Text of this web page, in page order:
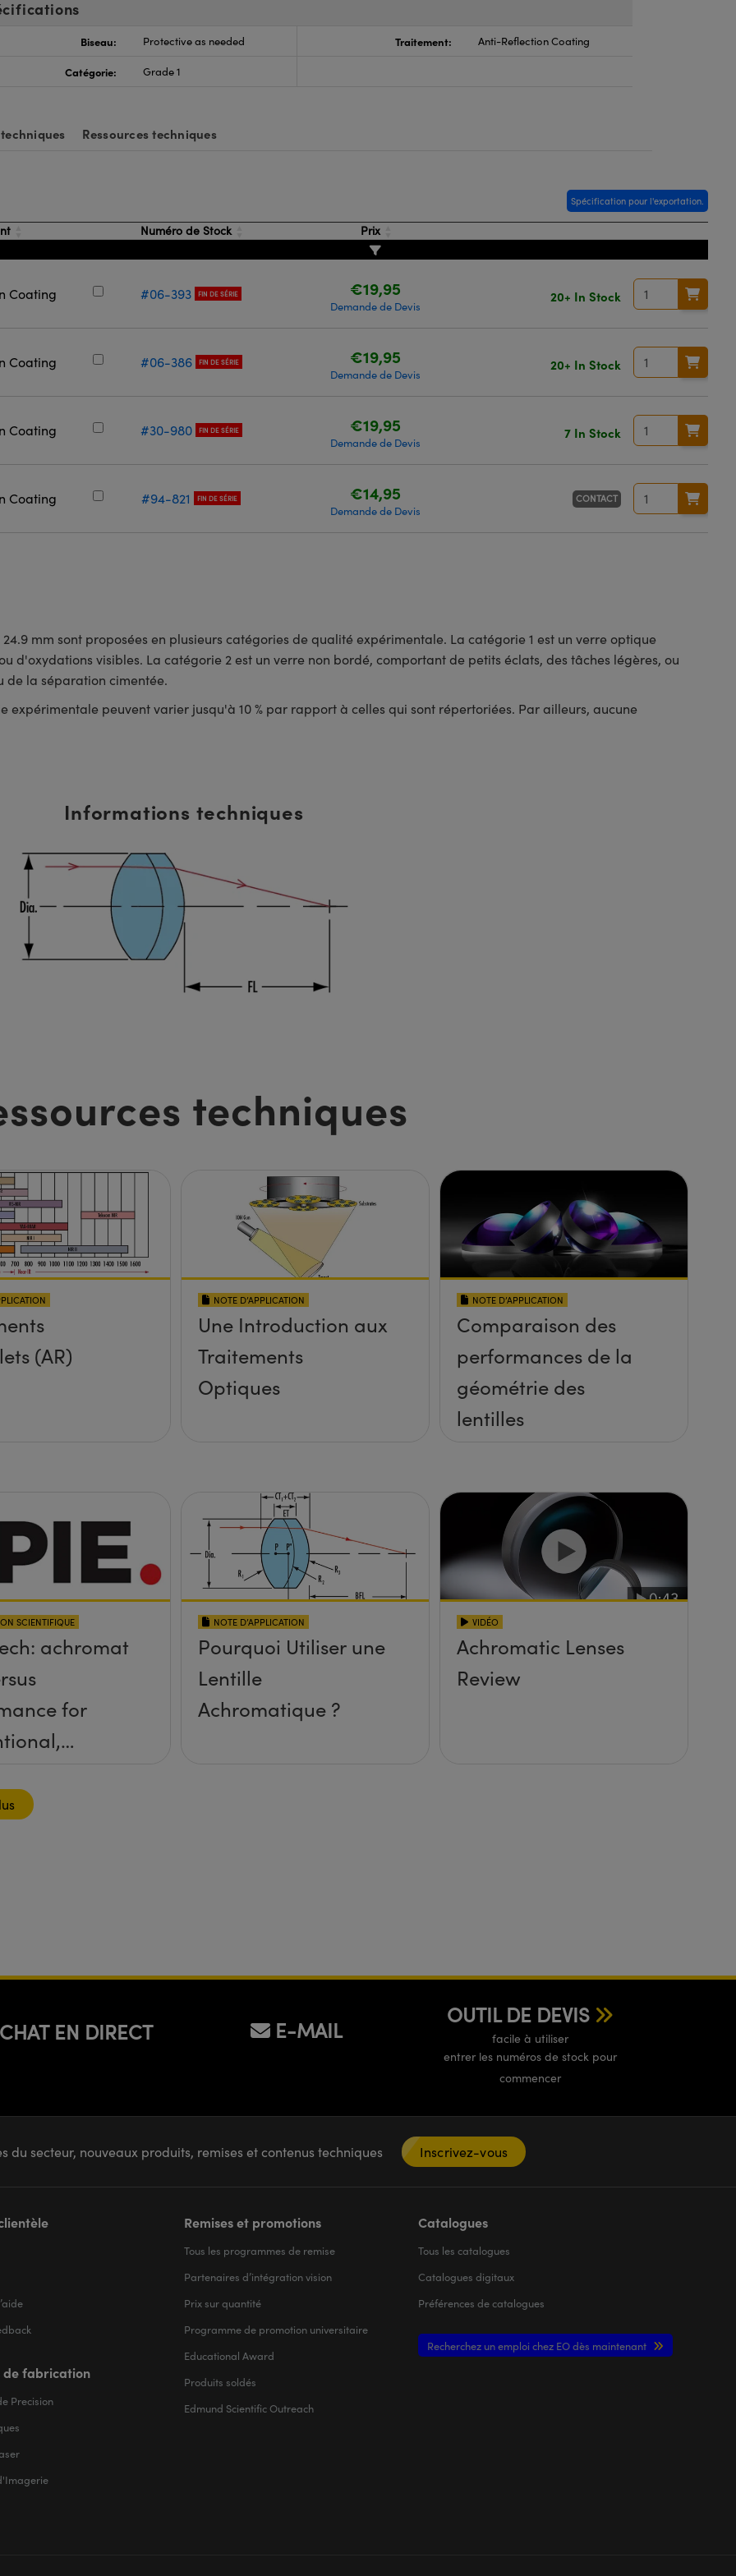
Biseau: Protective as needed Traitement: Anti-Reflection Coating
Catégorie: Grade 1
Ressources techniques
Spécification pour l'exportation.
Numéro de Stock Prix
Coating #06-393 FIN DE SÉRIE €19,95
Demande de Devis
20+ In Stock
Coating #06-386 FIN DE SÉRIE €19,95
Demande de Devis
20+ In Stock
Coating #30-980 FIN DE SÉRIE €19,95
Demande de Devis
7 In Stock
Coating #94-821 FIN DE SÉRIE €14,95
Demande de Devis
CONTACT
mm sont proposées en plusieurs catégories de qualité expérimentale. La catégorie 1 est un verre optique
d'oxydations visibles. La catégorie 2 est un verre non bordé, comportant de petits éclats, des tâches légères, ou
de la séparation cimentée.
expérimentale peuvent varier jusqu'à 10 % par rapport à celles qui sont répertoriées. Par ailleurs, aucune
Informations techniques
techniques
(AR)
NOTE D’APPLICATION
Une Introduction aux
Traitements
Optiques
NOTE D’APPLICATION
Comparaison des
performances de la
géométrie des
lentilles
SCIENTIFIQUE
achromat
for
NOTE D’APPLICATION
Pourquoi Utiliser une
Lentille
Achromatique ?
VIDÉO
Achromatic Lenses
Review
CHAT EN DIRECT E-MAIL
OUTIL DE DEVIS
facile à utiliser
entrer les numéros de stock pour
commencer
du secteur, nouveaux produits, remises et contenus techniques Inscrivez-vous
de fabrication
Precision
Remises et promotions
Tous les programmes de remise
Partenaires d’intégration vision
Prix sur quantité
Programme de promotion universitaire
Educational Award
Produits soldés
Edmund Scientific Outreach
Catalogues
Tous les catalogues
Catalogues digitaux
Préférences de catalogues
Recherchez un emploi chez EO dès maintenant